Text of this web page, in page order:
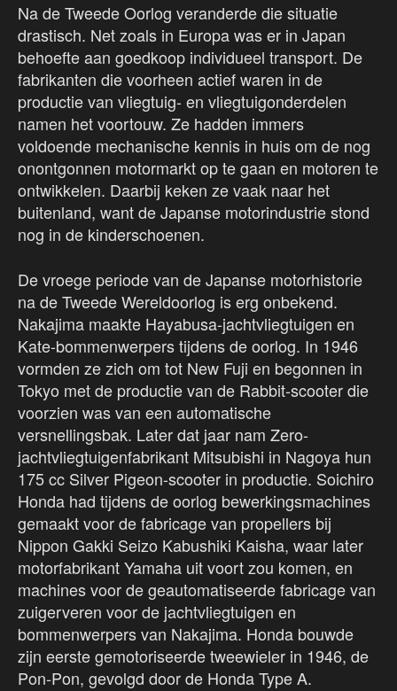
Na de Tweede Oorlog veranderde die situatie
drastisch. Net zoals in Europa was er in Japan
behoefte aan goedkoop individueel transport. De
fabrikanten die voorheen actief waren in de
productie van vliegtuig- en vliegtuigonderdelen
namen het voortouw. Ze hadden immers
voldoende mechanische kennis in huis om de nog
onontgonnen motormarkt op te gaan en motoren te
ontwikkelen. Daarbij keken ze vaak naar het
buitenland, want de Japanse motorindustrie stond
nog in de kinderschoenen.
De vroege periode van de Japanse motorhistorie
na de Tweede Wereldoorlog is erg onbekend.
Nakajima maakte Hayabusa-jachtvliegtuigen en
Kate-bommenwerpers tijdens de oorlog. In 1946
vormden ze zich om tot New Fuji en begonnen in
Tokyo met de productie van de Rabbit-scooter die
voorzien was van een automatische
versnellingsbak. Later dat jaar nam Zero-
jachtvliegtuigenfabrikant Mitsubishi in Nagoya hun
175 cc Silver Pigeon-scooter in productie. Soichiro
Honda had tijdens de oorlog bewerkingsmachines
gemaakt voor de fabricage van propellers bij
Nippon Gakki Seizo Kabushiki Kaisha, waar later
motorfabrikant Yamaha uit voort zou komen, en
machines voor de geautomatiseerde fabricage van
zuigerveren voor de jachtvliegtuigen en
bommenwerpers van Nakajima. Honda bouwde
zijn eerste gemotoriseerde tweewieler in 1946, de
Pon-Pon, gevolgd door de Honda Type A.